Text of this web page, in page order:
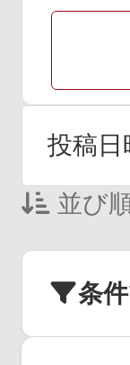
並び
条